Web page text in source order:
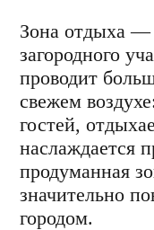
Зона отдыха —
загородного
проводит
свежем
гостей,
наслаждается
продуманная
значительно
городом.